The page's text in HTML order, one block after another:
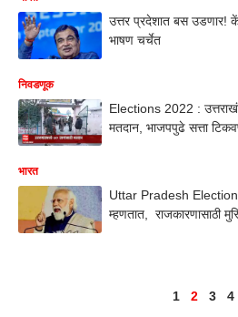
उत्तर प्रदेशात बस उडणार!
भाषण चर्चेत
निवडणूक
Elections 2022 :
मतदान, भाजपपुढे सत्ता
भारत
Uttar Pradesh Election
म्हणतात, राजकारणासाठी
1 2 3 4